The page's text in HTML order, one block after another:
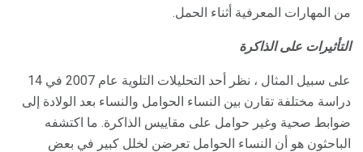
من المهارات المعرفية أثناء الحمل.
التأثيرات على الذاكرة
على سبيل المثال ، نظر أحد التحليلات التلوية عام 2007 في 14
دراسة مختلفة تقارن بين النساء الحوامل والنساء بعد الولادة إلى
ضوابط صحية وغير حوامل على مقاييس الذاكرة. ما اكتشفه
الباحثون هو أن النساء الحوامل تعرضن لخلل كبير في بعض